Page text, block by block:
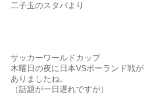
二子玉のスタバより
サッカーワールドカップ
木曜日の夜に日本VSポーランド戦が
ありましたね。
（話題が一日遅れですが）